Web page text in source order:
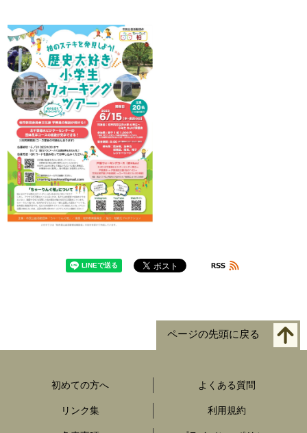
ページの先頭に戻る
初めての方へ よくある質問
リンク集 利用規約